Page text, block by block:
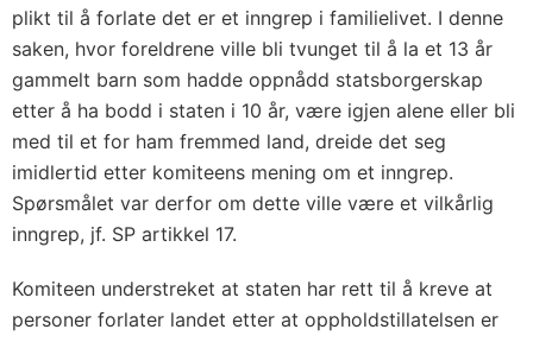
plikt til å forlate det er et inngrep i familielivet. I denne
saken, hvor foreldrene ville bli tvunget til å la et 13 år
gammelt barn som hadde oppnådd statsborgerskap
etter å ha bodd i staten i 10 år, være igjen alene eller bli
med til et for ham fremmed land, dreide det seg
imidlertid etter komiteens mening om et inngrep.
Spørsmålet var derfor om dette ville være et vilkårlig
inngrep, jf. SP artikkel 17.
Komiteen understreket at staten har rett til å kreve at
personer forlater landet etter at oppholdstillatelsen er